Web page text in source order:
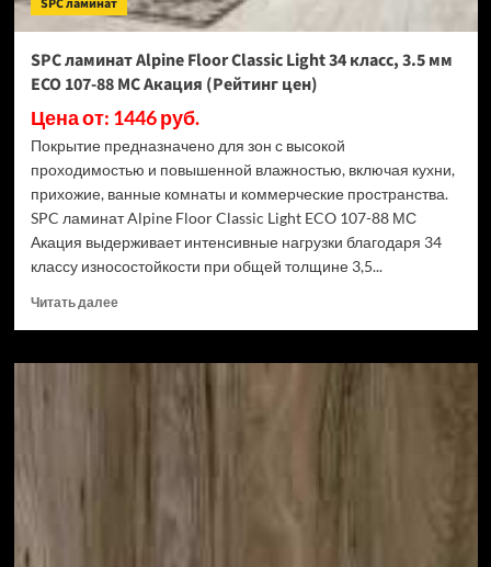
66
(Рейтинг
цен)
SPC ламинат
SPC ламинат Alpine Floor Classic Light 34 класс, 3.5 мм
ECO 107-88 МС Акация (Рейтинг цен)
Цена от: 1446 руб.
Покрытие предназначено для зон с высокой
проходимостью и повышенной влажностью, включая кухни,
прихожие, ванные комнаты и коммерческие пространства.
SPC ламинат Alpine Floor Classic Light ECO 107-88 МС
Акация выдерживает интенсивные нагрузки благодаря 34
классу износостойкости при общей толщине 3,5...
Читать далееПрочитать
SPC